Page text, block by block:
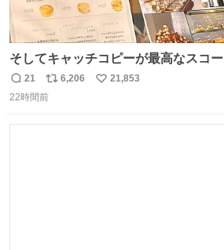
そしてキャッチコピーが最高なスコ
しまったので思わず買い込んでしま
パッサパサなほどええですからね。
返
信
21
リ
ポ
6,206
い
21,853
22時間前